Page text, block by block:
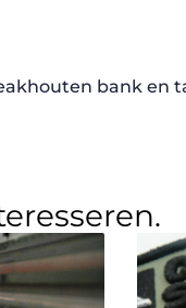
bank en